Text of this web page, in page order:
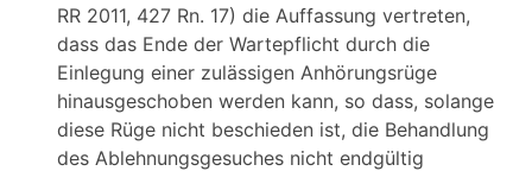
RR 2011, 427 Rn. 17) die Auffassung vertreten,
dass das Ende der Wartepflicht durch die
Einlegung einer zulässigen Anhörungsrüge
hinausgeschoben werden kann, so dass, solange
diese Rüge nicht beschieden ist, die Behandlung
des Ablehnungsgesuches nicht endgültig